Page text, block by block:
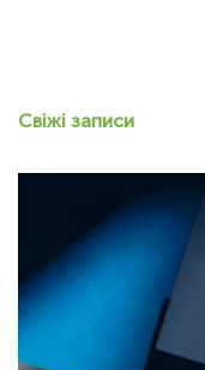
Свіжі записи